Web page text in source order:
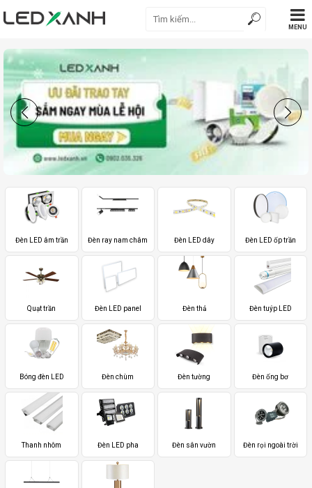
MENU
Đèn LED âm trần Đèn ray nam châm Đèn LED dây Đèn LED ốp trần
Quạt trần Đèn LED panel Đèn thả Đèn tuýp LED
Bóng đèn LED Đèn chùm Đèn tường Đèn ống bơ
Thanh nhôm Đèn LED pha Đèn sân vườn Đèn rọi ngoài trời